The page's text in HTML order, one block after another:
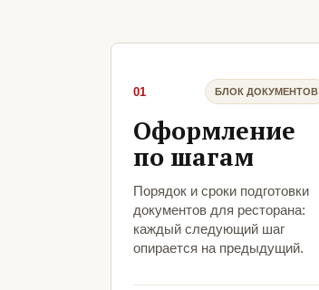
01 БЛОК ДОКУМЕНТОВ
Оформление
по шагам
Порядок и сроки подготовки
документов для ресторана:
каждый следующий шаг
опирается на предыдущий.